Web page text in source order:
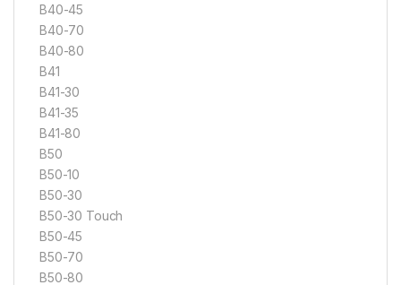
B40-45
B40-70
B40-80
B41
B41-30
B41-35
B41-80
B50
B50-10
B50-30
B50-30 Touch
B50-45
B50-70
B50-80